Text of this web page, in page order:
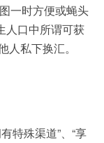
一时方便或蝇头
人口中所谓可获
人私下换汇。
特殊渠道”、“享